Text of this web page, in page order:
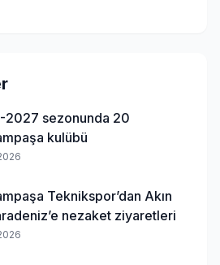
2027 sezonunda 20
kulübü
Teknikspor’dan Akın
nezaket ziyaretleri